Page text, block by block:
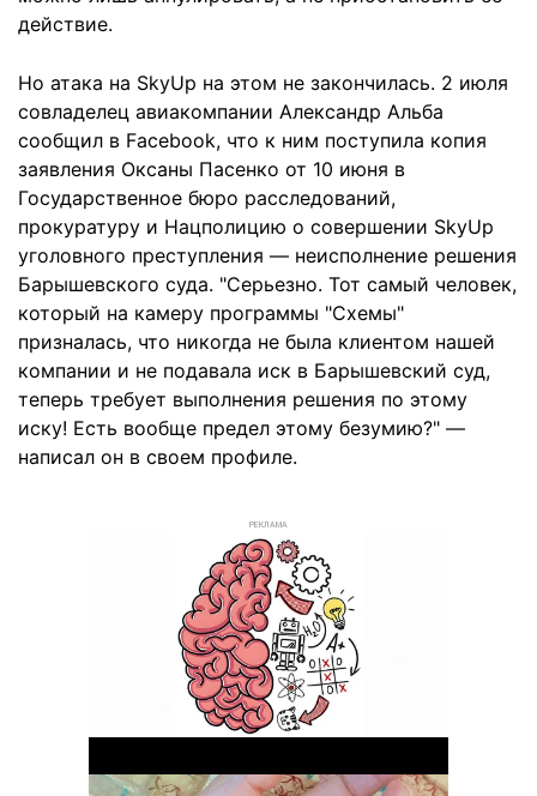
действие.
Но атака на SkyUp на этом не закончилась. 2 июля
совладелец авиа­компании Александр Альба
сообщил в Facebook, что к ним поступила копия
заявления Оксаны Пасенко от 10 июня в
Государственное бюро расследований,
прокуратуру и Нацполицию о совершении SkyUp
уголовного преступления — неисполнение решения
Барышевского суда. "Серьезно. Тот самый человек,
который на камеру программы "Схемы"
призналась, что никогда не была клиентом нашей
компании и не подавала иск в Барышевский суд,
теперь требует выполнения решения по этому
иску! Есть вообще предел этому безумию?" —
написал он в своем профиле.
РЕКЛАМА